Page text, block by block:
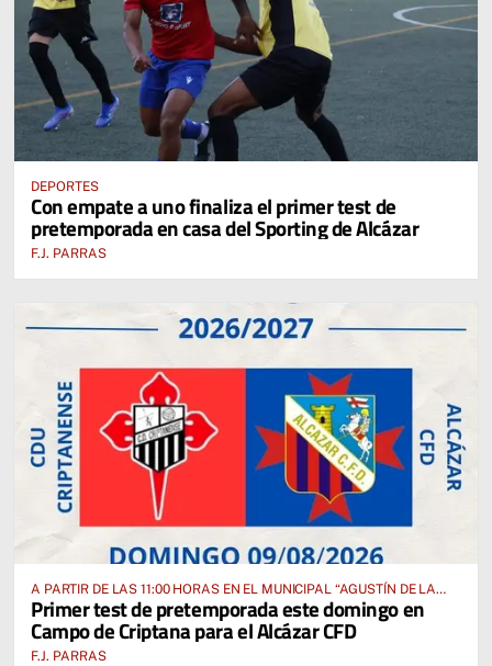
DEPORTES
Con empate a uno finaliza el primer test de
pretemporada en casa del Sporting de Alcázar
F.J. PARRAS
A PARTIR DE LAS 11:00 HORAS EN EL MUNICIPAL “AGUSTÍN DE LA
FUENTE” ANTE EL CUD CRIPTANENSE
Primer test de pretemporada este domingo en
Campo de Criptana para el Alcázar CFD
F.J. PARRAS